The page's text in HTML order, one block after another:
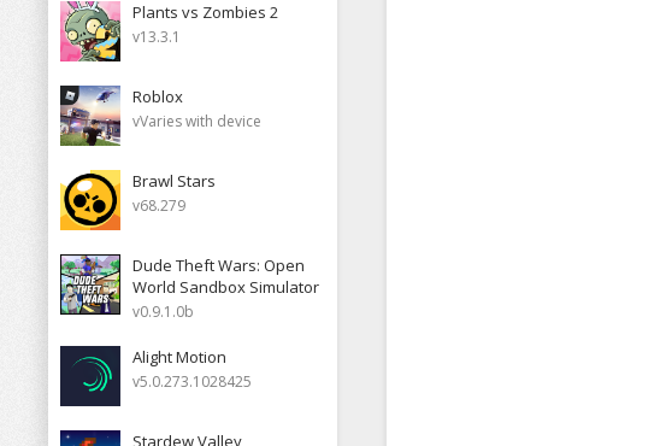
Plants vs Zombies 2
v13.3.1
Roblox
vVaries with device
Brawl Stars
v68.279
Dude Theft Wars: Open
World Sandbox Simulator
v0.9.1.0b
Alight Motion
v5.0.273.1028425
Stardew Valley